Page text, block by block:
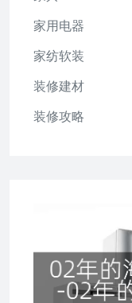
家用电器
家纺软装
装修建材
装修攻略